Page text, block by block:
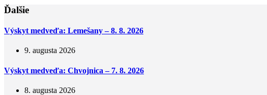
Ďalšie
Výskyt medveďa: Lemešany – 8. 8. 2026
9. augusta 2026
Výskyt medveďa: Chvojnica – 7. 8. 2026
8. augusta 2026